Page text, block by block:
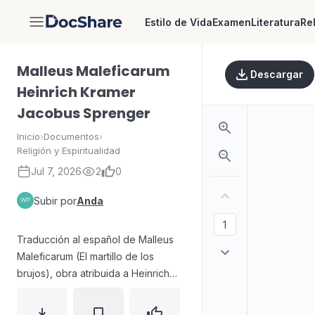
DocShare Estilo de VidaExamenLiteratura
Malleus Maleficarum
Heinrich Kramer
Jacobus Sprenger
Inicio›Documentos›
Religión y Espiritualidad
Jul 7, 2026 2 0
Subir porAnda
Traducción al español de Malleus
Maleficarum (El martillo de los
brujos), obra atribuida a Heinrich
en 1486 por monjes dominicos. El
Descargar